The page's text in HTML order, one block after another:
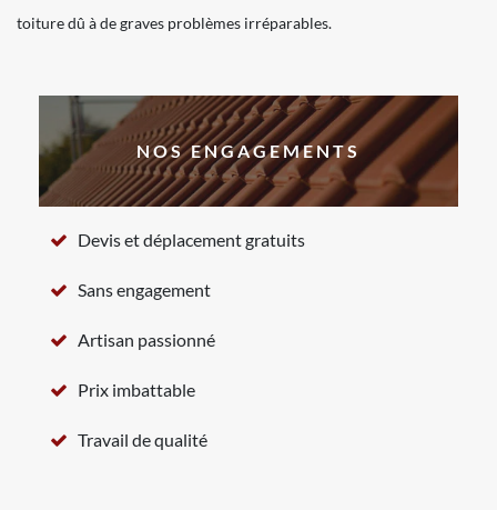
toiture dû à de graves problèmes irréparables.
NOS ENGAGEMENTS
Devis et déplacement gratuits
Sans engagement
Artisan passionné
Prix imbattable
Travail de qualité